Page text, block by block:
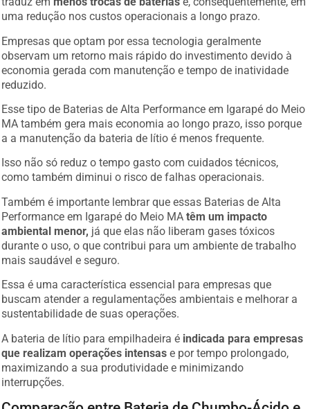
uma redução nos custos operacionais a longo prazo.
Empresas que optam por essa tecnologia geralmente
observam um retorno mais rápido do investimento devido à
economia gerada com manutenção e tempo de inatividade
reduzido.
Esse tipo de Baterias de Alta Performance em Igarapé do Meio
MA também gera mais economia ao longo prazo, isso porque
a a manutenção da bateria de lítio é menos frequente.
Isso não só reduz o tempo gasto com cuidados técnicos,
como também diminui o risco de falhas operacionais.
Também é importante lembrar que essas Baterias de Alta
Performance em Igarapé do Meio MAtêm um impacto
ambiental menor, já que elas não liberam gases tóxicos
durante o uso, o que contribui para um ambiente de trabalho
mais saudável e seguro.
Essa é uma característica essencial para empresas que
buscam atender a regulamentações ambientais e melhorar a
sustentabilidade de suas operações.
A bateria de lítio para empilhadeira é indicada para empresas
que realizam operações intensas e por tempo prolongado,
maximizando a sua produtividade e minimizando
interrupções.
Comparação entre Bateria de Chumbo-Ácido e